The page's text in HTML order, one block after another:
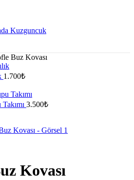
Buz Kovası
1.700₺
3.500₺
Kovası